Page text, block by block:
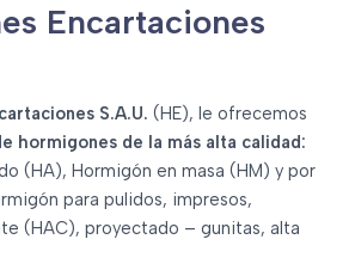
Encartaciones
S.A.U. (HE), le ofrecemos
hormigones de la más alta calidad:
(HA), Hormigón en masa (HM) y por
para pulidos, impresos,
(HAC), proyectado – gunitas, alta